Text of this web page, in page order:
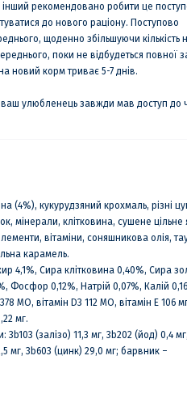
рекомендовано робити це
до нового раціону. Поступово
щоденно збільшуючи кількість
поки не відбудеться повної
новий корм триває 5-7 днів.
улюбленець завжди мав доступ до
(4%), кукурудзяний крохмаль, різні
мінерали, клітковина, сушене цільне
вітаміни, соняшникова олія,
карамель.
4,1%, Сира клітковина 0,40%, Сира
Фосфор 0,12%, Натрій 0,07%, Калій
МО, вітамін D3 112 МО, вітамін Е 106
мг.
(залізо) 11,3 мг, 3b202 (йод) 0,4
мг, 3b603 (цинк) 29,0 мг; барвник –